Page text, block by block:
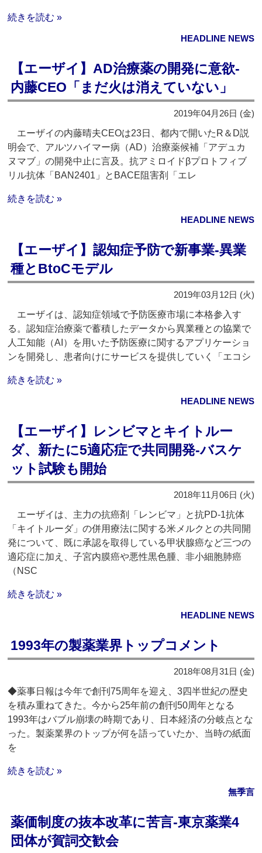
続きを読む »
HEADLINE NEWS
【エーザイ】AD治療薬の開発に意欲‐
内藤CEO「まだ火は消えていない」
2019年04月26日 (金)
エーザイの内藤晴夫CEOは23日、都内で開いたR＆D説
明会で、アルツハイマー病（AD）治療薬候補「アデュカ
ヌマブ」の開発中止に言及。抗アミロイドβプロトフィブ
リル抗体「BAN2401」とBACE阻害剤「エレ
続きを読む »
HEADLINE NEWS
【エーザイ】認知症予防で新事業‐異業
種とBtoCモデル
2019年03月12日 (火)
エーザイは、認知症領域で予防医療市場に本格参入す
る。認知症治療薬で蓄積したデータから異業種との協業で
人工知能（AI）を用いた予防医療に関するアプリケーショ
ンを開発し、患者向けにサービスを提供していく「エコシ
続きを読む »
HEADLINE NEWS
【エーザイ】レンビマとキイトルー
ダ、新たに5適応症で共同開発‐バスケ
ット試験も開始
2018年11月06日 (火)
エーザイは、主力の抗癌剤「レンビマ」と抗PD-1抗体
「キイトルーダ」の併用療法に関する米メルクとの共同開
発について、既に承認を取得している甲状腺癌など三つの
適応症に加え、子宮内膜癌や悪性黒色腫、非小細胞肺癌
（NSC
続きを読む »
HEADLINE NEWS
1993年の製薬業界トップコメント
2018年08月31日 (金)
◆薬事日報は今年で創刊75周年を迎え、3四半世紀の歴史
を積み重ねてきた。今から25年前の創刊50周年となる
1993年はバブル崩壊の時期であり、日本経済の分岐点とな
った。製薬業界のトップが何を語っていたか、当時の紙面
を
続きを読む »
無季言
薬価制度の抜本改革に苦言‐東京薬業4
団体が賀詞交歓会